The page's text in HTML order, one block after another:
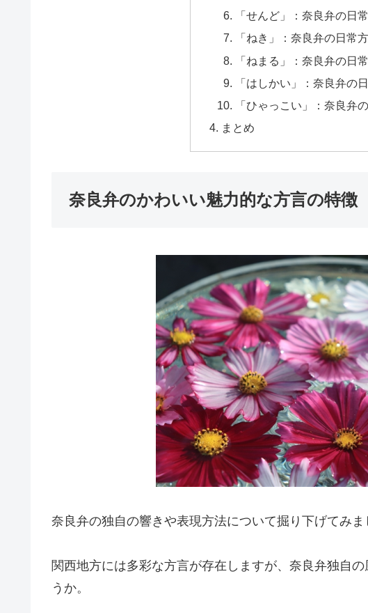
「せんど」：奈良弁の日
「ねき」：奈良弁の日常
「ねまる」：奈良弁の日
「はしかい」：奈良弁の
「ひゃっこい」：奈良弁
まとめ
奈良弁のかわいい魅力的な方言の特徴
奈良弁の独自の響きや表現方法について掘り下げてみま
関西地方には多彩な方言が存在しますが、奈良弁独自
うか。